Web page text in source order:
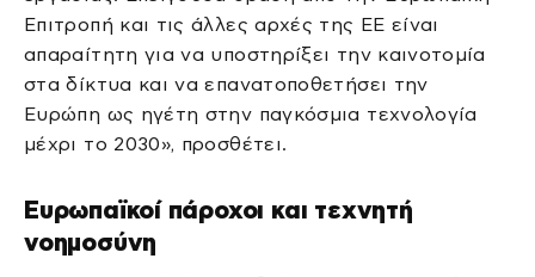
Επιτροπή και τις άλλες αρχές της ΕΕ είναι
απαραίτητη για να υποστηρίξει την καινοτομία
στα δίκτυα και να επανατοποθετήσει την
Ευρώπη ως ηγέτη στην παγκόσμια τεχνολογία
μέχρι το 2030», προσθέτει.
Ευρωπαϊκοί πάροχοι και τεχνητή
νοημοσύνη